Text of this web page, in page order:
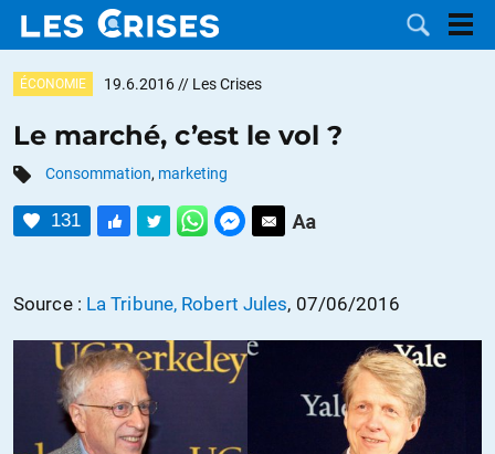
LES
MOTS CLÉS
CONTACTER
FAIRE UN
ÉCONOMIE 19.6.2016 // Les Crises
Le marché, c’est le vol ?
Consommation, marketing
131
Source : La Tribune, Robert Jules, 07/06/2016